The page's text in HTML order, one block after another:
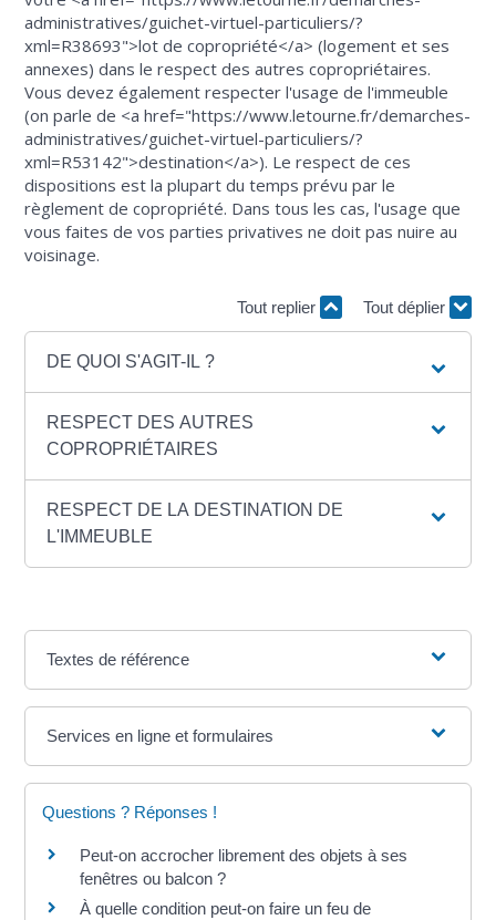
administratives/guichet-virtuel-particuliers/?
xml=R38693">lot de copropriété</a> (logement et ses
annexes) dans le respect des autres copropriétaires.
Vous devez également respecter l'usage de l'immeuble
(on parle de <a href="https://www.letourne.fr/demarches-
administratives/guichet-virtuel-particuliers/?
xml=R53142">destination</a>). Le respect de ces
dispositions est la plupart du temps prévu par le
règlement de copropriété. Dans tous les cas, l'usage que
vous faites de vos parties privatives ne doit pas nuire au
voisinage.
Tout replier Tout déplier
DE QUOI S'AGIT-IL ?
RESPECT DES AUTRES
COPROPRIÉTAIRES
RESPECT DE LA DESTINATION DE
L'IMMEUBLE
Textes de référence
Services en ligne et formulaires
Questions ? Réponses !
Peut-on accrocher librement des objets à ses
fenêtres ou balcon ?
À quelle condition peut-on faire un feu de